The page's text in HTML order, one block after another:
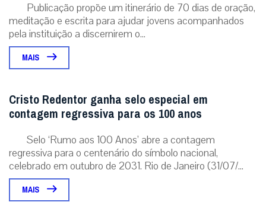
Publicação propõe um itinerário de 70 dias de oração,
meditação e escrita para ajudar jovens acompanhados
pela instituição a discernirem o...
MAIS
Cristo Redentor ganha selo especial em
contagem regressiva para os 100 anos
Selo ‘Rumo aos 100 Anos’ abre a contagem
regressiva para o centenário do símbolo nacional,
celebrado em outubro de 2031. Rio de Janeiro (31/07/...
MAIS